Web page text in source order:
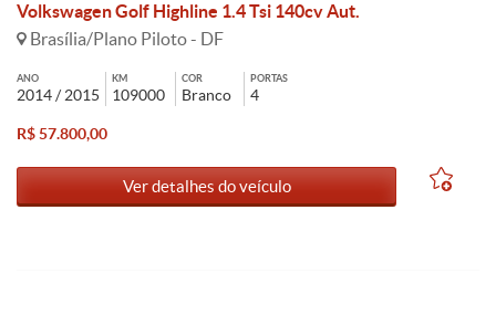
Volkswagen Golf Highline 1.4 Tsi 140cv Aut.
Brasília/Plano Piloto - DF
ANO
2014 / 2015
KM
109000
COR
Branco
PORTAS
4
R$ 57.800,00
Ver detalhes do veículo